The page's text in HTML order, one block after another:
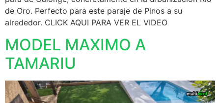
de Oro. Perfecto para este paraje de Pinos a su
alrededor. CLICK AQUI PARA VER EL VIDEO
MODEL MAXIMO A
TAMARIU